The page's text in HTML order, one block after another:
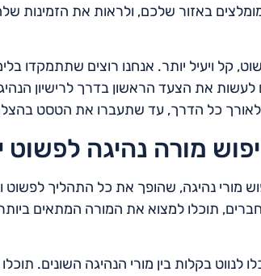
באזור שלכם, ולראות את הזמינות
קל ויעיל יותר. אנחנו רוצים שתתמקדו
לעשות את הצעד הראשון בדרך לרישיון
לאורך כל הדרך, עד שתעברו את הטסט
מורה נהיגה לפשוט
מורי נהיגה, שהופך את כל התהליך לפשוט
תוכלו למצוא את המורה המתאים
בקלות בין מורי הנהיגה השונים.